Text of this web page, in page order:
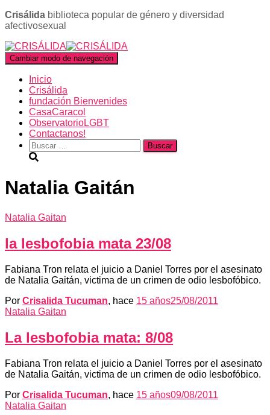
Crisálida biblioteca popular de género y diversidad
afectivosexual
Cambiar modo de navegación
Inicio
Crisálida
fundación Bienvenides
CasaCaracol
ObservatorioLGBT
Contactanos!
Buscar:
Natalia Gaitán
Natalia Gaitan
la lesbofobia mata 23/08
Fabiana Tron relata el juicio a Daniel Torres por el asesinato
de Natalia Gaitán, victima de un crimen de odio lesbofóbico.
Por Crisalida Tucuman, hace 15 años25/08/2011
Natalia Gaitan
La lesbofobia mata: 8/08
Fabiana Tron relata el juicio a Daniel Torres por el asesinato
de Natalia Gaitán, victima de un crimen de odio lesbofóbico.
Por Crisalida Tucuman, hace 15 años09/08/2011
Natalia Gaitan